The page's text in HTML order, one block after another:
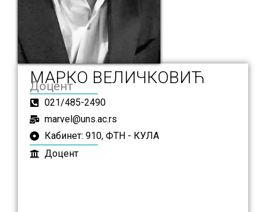
МАРКО ВЕЛИЧКОВИЋ
Доцент
021/485-2490
marvel@uns.ac.rs
Кабинет: 910, ФТН - КУЛА
Доцент